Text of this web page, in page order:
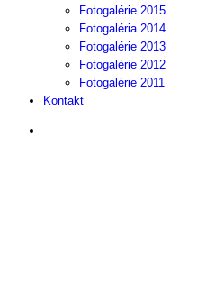
Fotogalérie 2015
Fotogaléria 2014
Fotogalérie 2013
Fotogalérie 2012
Fotogalérie 2011
Kontakt